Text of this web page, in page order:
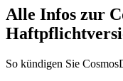
Alle Infos zur
So kündigen Sie